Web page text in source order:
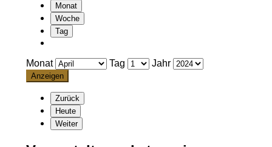
Monat
Woche
Tag
Monat Tag Jahr
Zurück
Heute
Weiter